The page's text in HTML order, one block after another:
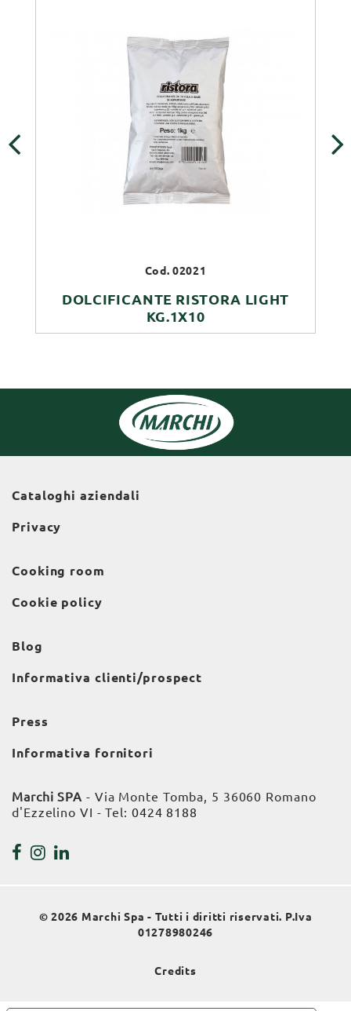
Cod. 02021
DOLCIFICANTE RISTORA LIGHT
KG.1X10
Cataloghi aziendali
Privacy
Cooking room
Cookie policy
Blog
Informativa clienti/prospect
Press
Informativa fornitori
Marchi SPA - Via Monte Tomba, 5 36060 Romano
d'Ezzelino VI - Tel: 0424 8188
© 2026 Marchi Spa - Tutti i diritti riservati. P.Iva
01278980246
Credits